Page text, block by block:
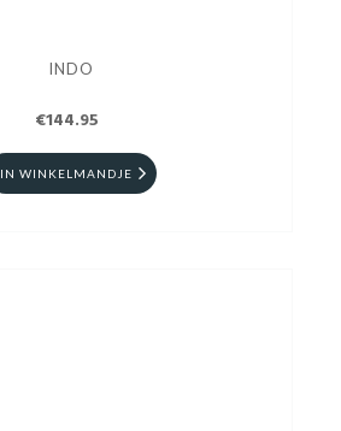
INDO
€144.95
IN WINKELMANDJE